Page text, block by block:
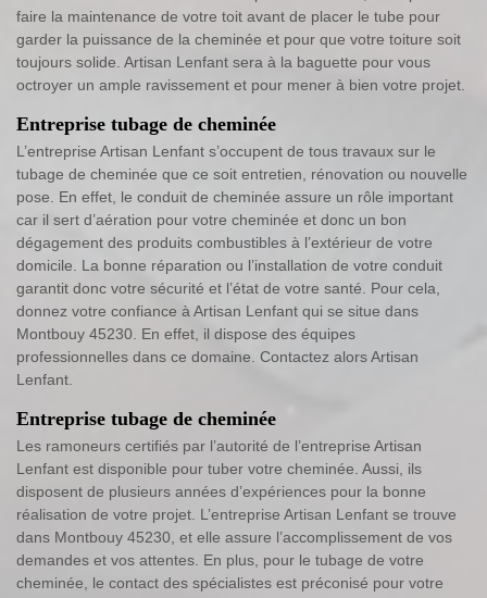
faire la maintenance de votre toit avant de placer le tube pour
garder la puissance de la cheminée et pour que votre toiture soit
toujours solide. Artisan Lenfant sera à la baguette pour vous
octroyer un ample ravissement et pour mener à bien votre projet.
Entreprise tubage de cheminée
L’entreprise Artisan Lenfant s’occupent de tous travaux sur le
tubage de cheminée que ce soit entretien, rénovation ou nouvelle
pose. En effet, le conduit de cheminée assure un rôle important
car il sert d’aération pour votre cheminée et donc un bon
dégagement des produits combustibles à l’extérieur de votre
domicile. La bonne réparation ou l’installation de votre conduit
garantit donc votre sécurité et l’état de votre santé. Pour cela,
donnez votre confiance à Artisan Lenfant qui se situe dans
Montbouy 45230. En effet, il dispose des équipes
professionnelles dans ce domaine. Contactez alors Artisan
Lenfant.
Entreprise tubage de cheminée
Les ramoneurs certifiés par l’autorité de l’entreprise Artisan
Lenfant est disponible pour tuber votre cheminée. Aussi, ils
disposent de plusieurs années d’expériences pour la bonne
réalisation de votre projet. L’entreprise Artisan Lenfant se trouve
dans Montbouy 45230, et elle assure l’accomplissement de vos
demandes et vos attentes. En plus, pour le tubage de votre
cheminée, le contact des spécialistes est préconisé pour votre